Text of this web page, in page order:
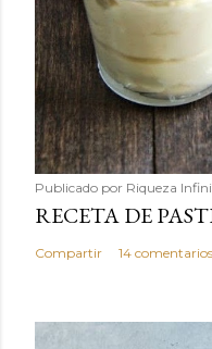
Publicado por Riqueza
RECETA DE
Compartir 14 comentarios